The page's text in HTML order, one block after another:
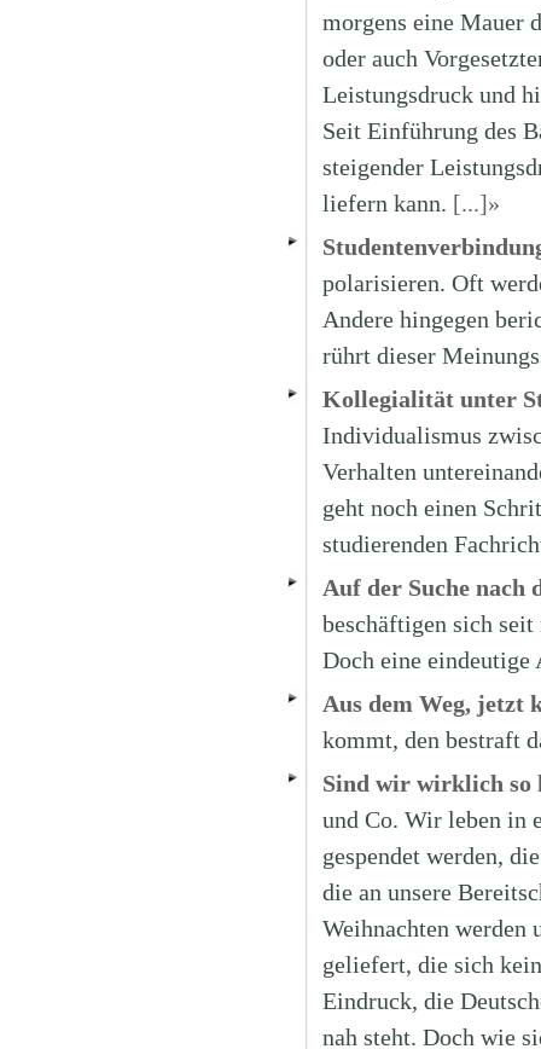
morgens eine Mauer
oder auch
Leistungsdruck und
Seit Einführung des
steigender
liefern kann. [...]»
polarisieren. Oft
Andere hingegen
rührt dieser
Kollegialität unter
Individualismus
Verhalten
geht noch einen
studierenden
Auf der Suche nach
beschäftigen sich
Doch eine
Aus dem Weg, jetzt
kommt, den bestraft
Sind wir wirklich so
und Co. Wir leben in
gespendet werden,
die an unsere
Weihnachten werden
geliefert, die sich
Eindruck, die
nah steht. Doch wie